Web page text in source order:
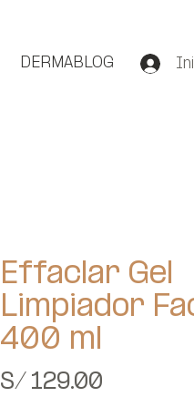
DERMABLOG
Effaclar Gel
Limpiador
400 ml
S/ 129.00